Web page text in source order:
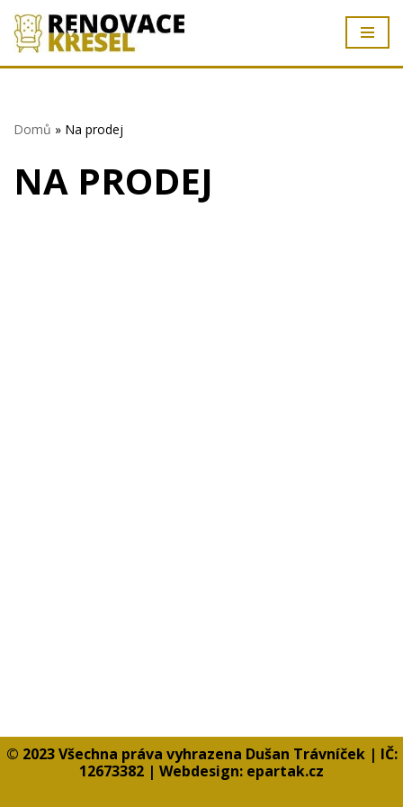
Přeskočit
na
obsah
Domů » Na prodej
NA PRODEJ
© 2023 Všechna práva vyhrazena Dušan Trávníček | IČ:
12673382 | Webdesign: epartak.cz